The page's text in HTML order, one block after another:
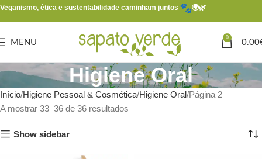
Veganismo, ética e sustentabilidade caminham juntos 🌍🌿
MENU
0
0.00
Higiene Oral
Início Higiene Pessoal & Cosmética Higiene Oral Página 2
A mostrar 33–36 de 36 resultados
Show sidebar